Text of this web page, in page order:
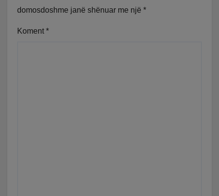
domosdoshme janë shënuar me një *
Koment *